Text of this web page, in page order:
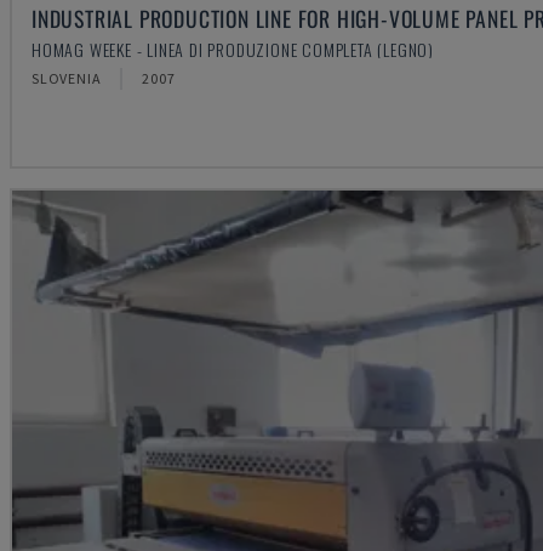
INDUSTRIAL PRODUCTION LINE FOR HIGH-VOLUME PANEL
HOMAG WEEKE - LINEA DI PRODUZIONE COMPLETA (LEGNO)
SLOVENIA 2007